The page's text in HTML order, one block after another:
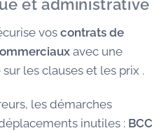
et administrative
vos contrats de
avec une
les clauses et les prix .
les démarches
inutiles : BCC